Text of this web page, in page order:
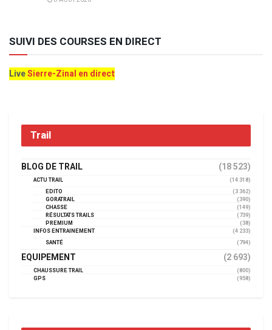
SUIVI DES COURSES EN DIRECT
LiveSierre-Zinal en direct
Trail
BLOG DE TRAIL (18 523)
ACTU TRAIL
(14 318)
EDITO
(3 362)
GORATRAIL
(390)
CHASSE
(149)
RÉSULTATS TRAILS
(739)
PREMIUM
(38)
INFOS ENTRAINEMENT
(4 233)
SANTÉ
(794)
EQUIPEMENT (2 693)
CHAUSSURE TRAIL
(800)
GPS
(958)